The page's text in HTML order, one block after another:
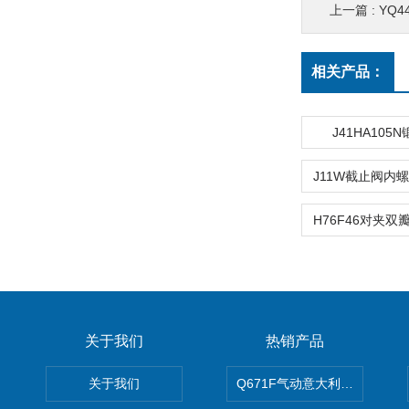
上一篇 :
相关产品：
J41HA105N
关于我们
关于我们
热销产品
Q671F气动意大利式薄型球阀